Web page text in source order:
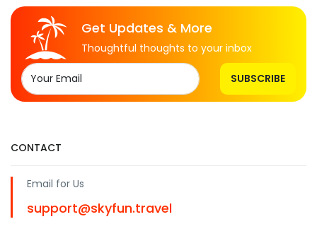
Get Updates & More
Thoughtful thoughts to your inbox
SUBSCRIBE
CONTACT
Email for Us
support@skyfun.travel